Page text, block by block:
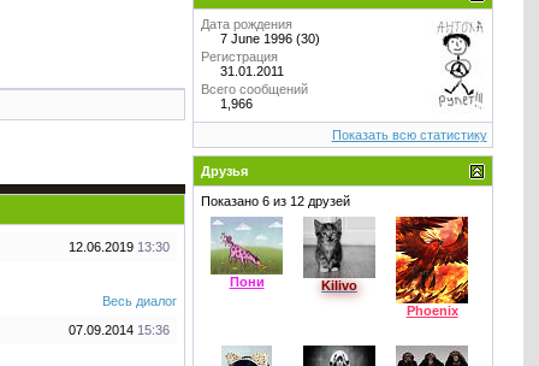
12.06.2019 13:30
Весь диалог
07.09.2014 15:36
Дата рождения
7 June 1996 (30)
Регистрация
31.01.2011
Всего сообщений
1,966
Показать всю статистику
Друзья
Показано 6 из 12 друзей
Пони
Kilivo
Phoenix